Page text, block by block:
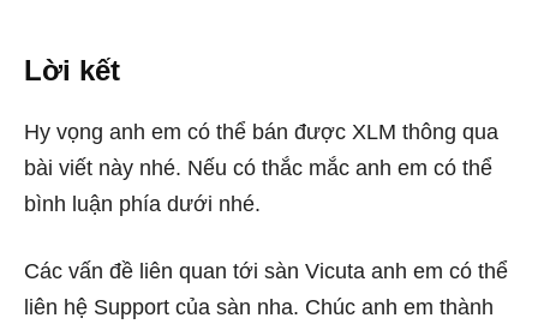
Lời kết
Hy vọng anh em có thể bán được XLM thông qua
bài viết này nhé. Nếu có thắc mắc anh em có thể
bình luận phía dưới nhé.
Các vấn đề liên quan tới sàn Vicuta anh em có thể
liên hệ Support của sàn nha. Chúc anh em thành